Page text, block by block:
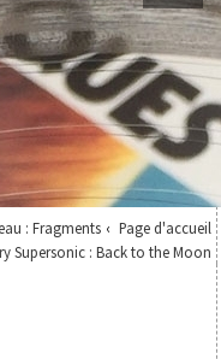
: Fragments
Page d'accueil
Supersonic : Back to the Moon